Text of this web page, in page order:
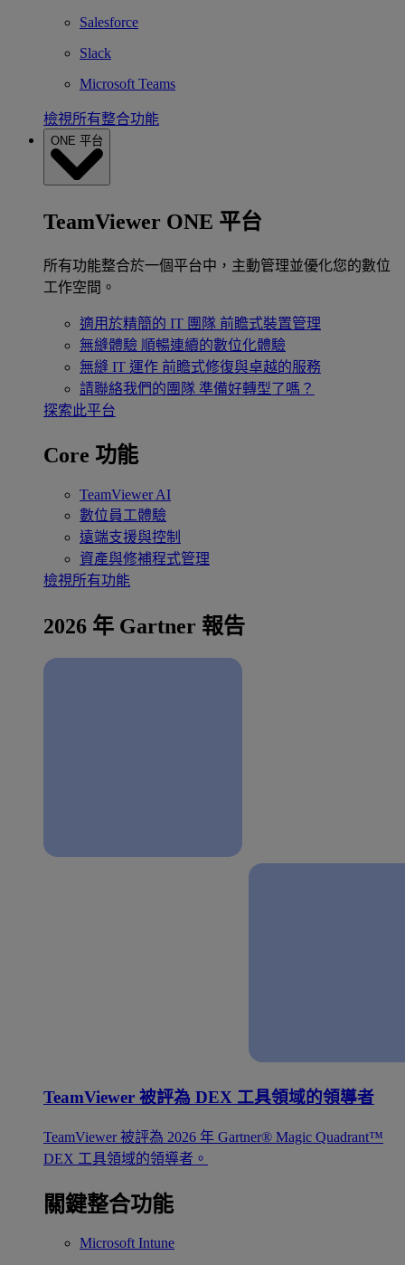
Salesforce
Slack
Microsoft Teams
檢視所有整合功能
ONE 平台
TeamViewer ONE 平台
所有功能整合於一個平台中，主動管理並優化您的數位
工作空間。
適用於精簡的 IT 團隊 前瞻式裝置管理
無縫體驗 順暢連續的數位化體驗
無縫 IT 運作 前瞻式修復與卓越的服務
請聯絡我們的團隊 準備好轉型了嗎？
探索此平台
Core 功能
TeamViewer AI
數位員工體驗
遠端支援與控制
資產與修補程式管理
檢視所有功能
2026 年 Gartner 報告
TeamViewer 被評為 DEX 工具領域的領導者
TeamViewer 被評為 2026 年 Gartner® Magic Quadrant™
DEX 工具領域的領導者。
關鍵整合功能
Microsoft Intune